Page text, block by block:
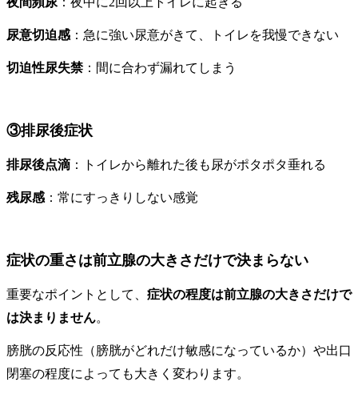
尿意切迫感 ：急に強い尿意がきて、トイレを我慢できない
切迫性尿失禁：間に合わず漏れてしまう
③排尿後症状
排尿後点滴 ：トイレから離れた後も尿がポタポタ垂れる
残尿感 ：常にすっきりしない感覚
症状の重さは前立腺の大きさだけで決まらない
重要なポイントとして、 症状の程度は前立腺の大きさだけで
は決まりません。
膀胱の反応性（膀胱がどれだけ敏感になっているか）や出口
閉塞の程度によっても大きく変わります。